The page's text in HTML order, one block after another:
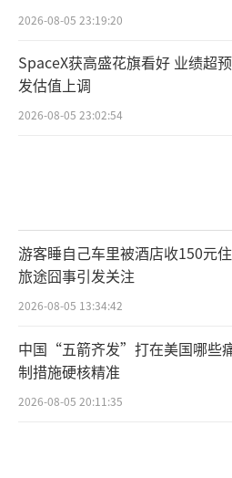
2026-08-05 23:19:20
SpaceX获高盛花旗看好 业绩超
发估值上调
2026-08-05 23:02:54
游客睡自己车里被酒店收150元
旅途囧事引发关注
2026-08-05 13:34:42
中国“五箭齐发”打在美国哪些
制措施硬核精准
2026-08-05 20:11:35